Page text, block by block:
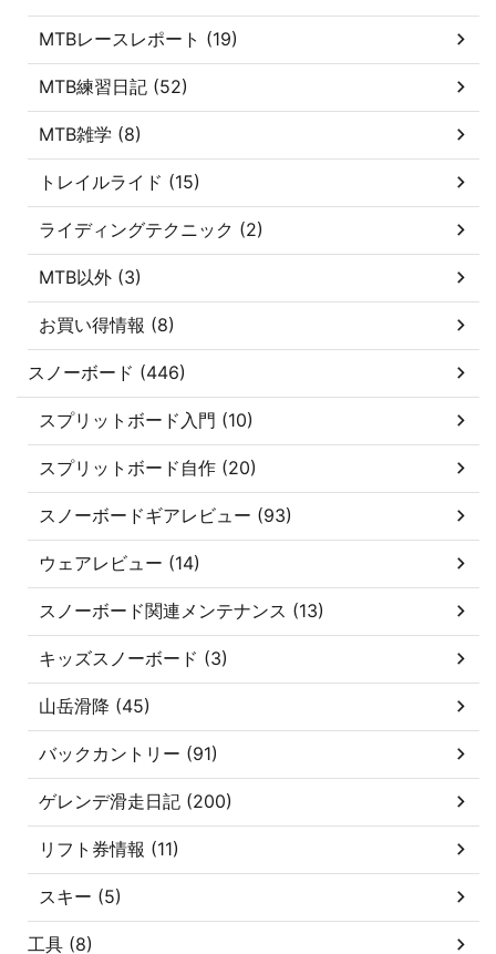
MTBレースレポート (19)
MTB練習日記 (52)
MTB雑学 (8)
トレイルライド (15)
ライディングテクニック (2)
MTB以外 (3)
お買い得情報 (8)
スノーボード (446)
スプリットボード入門 (10)
スプリットボード自作 (20)
スノーボードギアレビュー (93)
ウェアレビュー (14)
スノーボード関連メンテナンス (13)
キッズスノーボード (3)
山岳滑降 (45)
バックカントリー (91)
ゲレンデ滑走日記 (200)
リフト券情報 (11)
スキー (5)
工具 (8)